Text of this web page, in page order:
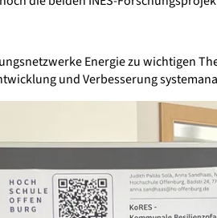
Energie zu wichtigen
und Verbesserung